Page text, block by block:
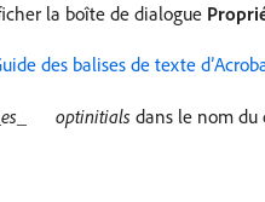
la boîte de dialogue
des balises de texte
optinitials dans le nom